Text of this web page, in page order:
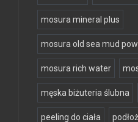
mosura mineral plus
mosura old sea mud
mosura rich water
męska biżuteria ślubna
peeling do ciała